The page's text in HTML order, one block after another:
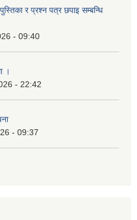
र प्रश्न पत्र छपाइ सम्बन्धि
- 09:40
।
- 22:42
- 09:37